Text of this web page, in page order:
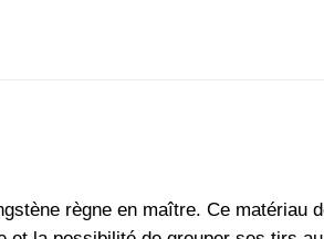
règne en maître. Ce